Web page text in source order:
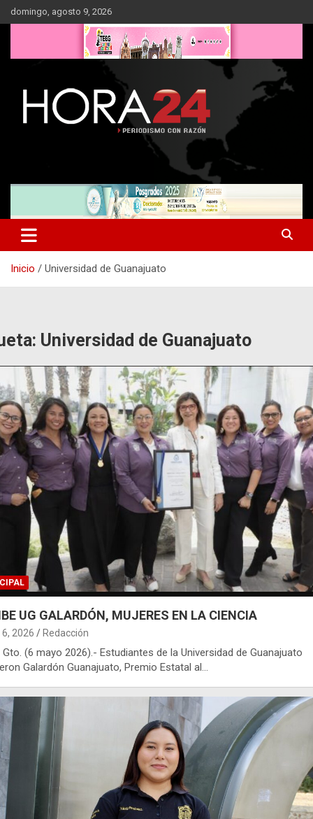
Saltar
al
domingo, agosto 9, 2026
Inicio Universidad de Guanajuato
Universidad de Guanajuato
UG GALARDÓN, MUJERES EN LA CIENCIA
2026 Redacción
Gto. (6 mayo 2026).- Estudiantes de la Universidad de Guanajuato
Galardón Guanajuato, Premio Estatal al…